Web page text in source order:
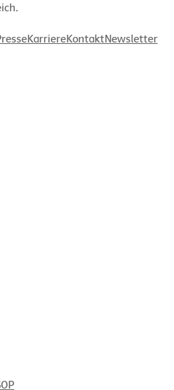
KarriereKontaktNewsletter